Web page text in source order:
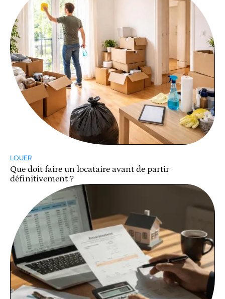
LOUER
Que doit faire un locataire avant de partir
définitivement ?